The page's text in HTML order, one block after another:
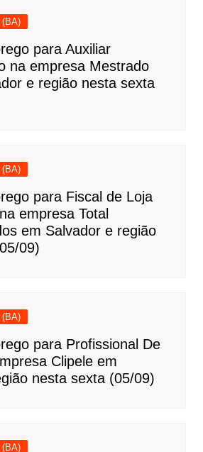
(BA)
para Auxiliar
na empresa Mestrado
e região nesta sexta
(BA)
para Fiscal de Loja
empresa Total
em Salvador e região
09)
(BA)
para Profissional De
Clipele em
nesta sexta (05/09)
(BA)